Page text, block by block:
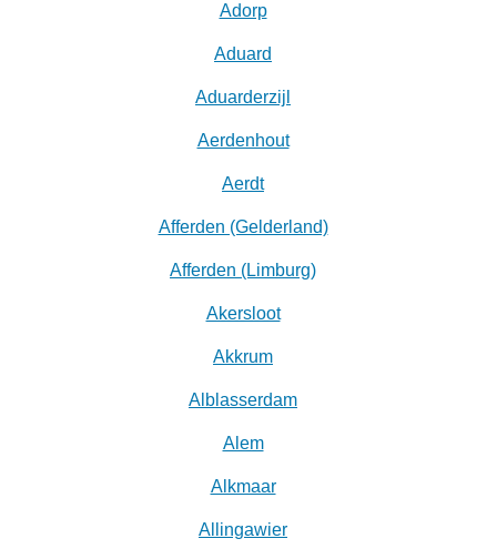
Adorp
Aduard
Aduarderzijl
Aerdenhout
Aerdt
Afferden (Gelderland)
Afferden (Limburg)
Akersloot
Akkrum
Alblasserdam
Alem
Alkmaar
Allingawier